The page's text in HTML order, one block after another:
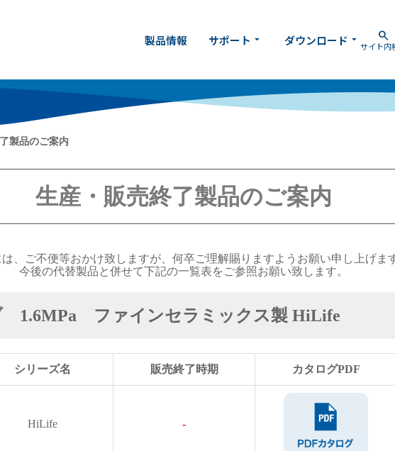
search
サイト内
製品情報 サポート arrow_drop_down ダウンロード arrow_drop_down
製品のご案内
生産・販売終了製品のご案内
、ご不便等おかけ致しますが、何卒ご理解賜りますようお願い申し上げま
今後の代替製品と併せて下記の一覧表をご参照お願い致します。
1.6MPa ファインセラミックス製 HiLife
シリーズ名 販売終了時期 カタログPDF
HiLife -